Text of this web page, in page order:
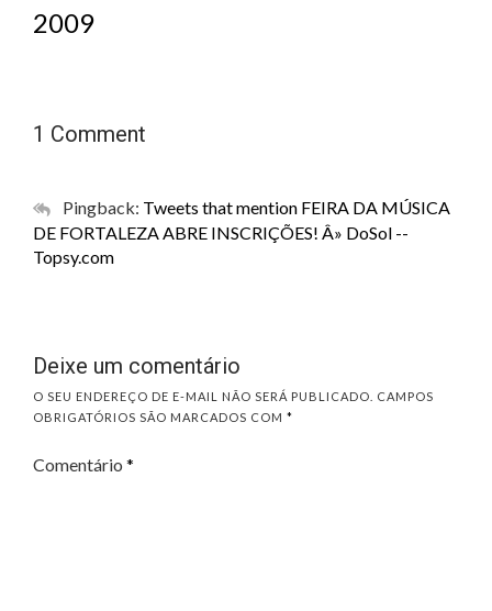
2009
1 Comment
Pingback: Tweets that mention FEIRA DA MÚSICA
DE FORTALEZA ABRE INSCRIÇÕES! Â» DoSol --
Topsy.com
Deixe um comentário
O SEU ENDEREÇO DE E-MAIL NÃO SERÁ PUBLICADO.
CAMPOS
OBRIGATÓRIOS SÃO MARCADOS COM *
Comentário *